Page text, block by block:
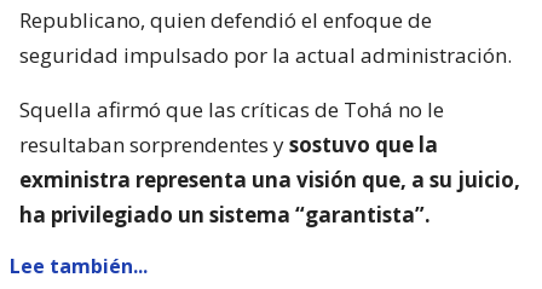
Republicano, quien defendió el enfoque de
seguridad impulsado por la actual administración.
Squella afirmó que las críticas de Tohá no le
resultaban sorprendentes ysostuvo que la
exministra representa una visión que, a su juicio,
ha privilegiado un sistema “garantista”.
Lee también...